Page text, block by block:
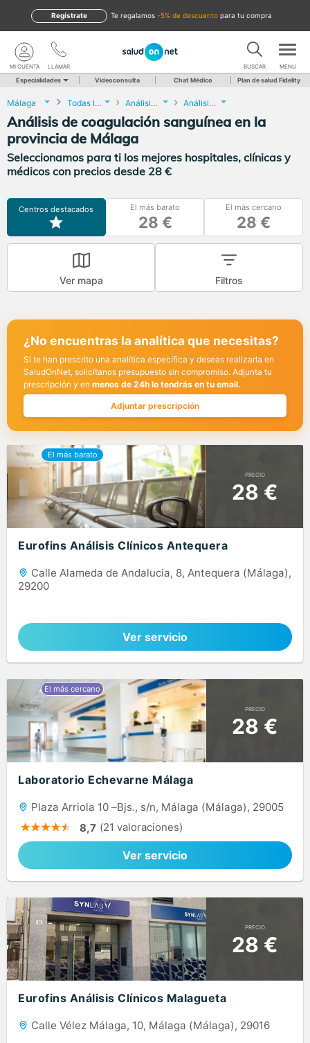
te regalamos -5% de descuento para tu compra
Regístrate
LLAMAR
MI CUENTA BUSCAR MENU
Especialidades Videoconsulta Chat Médico Plan de salud Fidelity
Málaga Todas las localidades Análisis Clínicos Análisis de coagulación sanguínea
Análisis de coagulación sanguínea en la
provincia de Málaga
Seleccionamos para ti los mejores hospitales, clínicas y
médicos con precios desde 28 €
Centros destacados El más barato
28 €
El más cercano
28 €
Ver mapa Filtros
¿No encuentras la analítica que necesitas?
Si te han prescrito una analítica específica y deseas realizarla en
SaludOnNet, solicítanos presupuesto sin compromiso. Adjunta tu
prescripción y en menos de 24h lo tendrás en tu email.
Adjuntar prescripción
PRECIO
28 €
Eurofins Análisis Clínicos Antequera
Calle Alameda de Andalucia, 8, Antequera (Málaga),
29200
Ver servicio
PRECIO
28 €
Laboratorio Echevarne Málaga
Plaza Arriola 10 –Bjs., s/n, Málaga (Málaga), 29005
8,7 (21 valoraciones)
Ver servicio
PRECIO
28 €
Eurofins Análisis Clínicos Malagueta
Calle Vélez Málaga, 10, Málaga (Málaga), 29016